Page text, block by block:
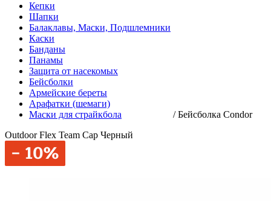
Кепки
Шапки
Балаклавы, Маски, Подшлемники
Каски
Банданы
Панамы
Защита от насекомых
Бейсболки
Армейские береты
Арафатки (шемаги)
Маски для страйкбола
/Бейсболка Condor
Outdoor Flex Team Cap Черный